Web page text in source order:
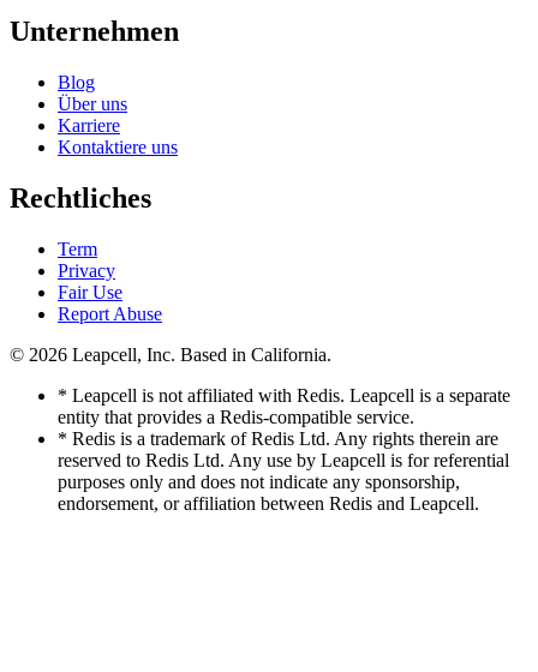
Unternehmen
Blog
Über uns
Karriere
Kontaktiere uns
Rechtliches
Term
Privacy
Fair Use
Report Abuse
© 2026 Leapcell, Inc. Based in California.
* Leapcell is not affiliated with Redis. Leapcell is a separate
entity that provides a Redis-compatible service.
* Redis is a trademark of Redis Ltd. Any rights therein are
reserved to Redis Ltd. Any use by Leapcell is for referential
purposes only and does not indicate any sponsorship,
endorsement, or affiliation between Redis and Leapcell.